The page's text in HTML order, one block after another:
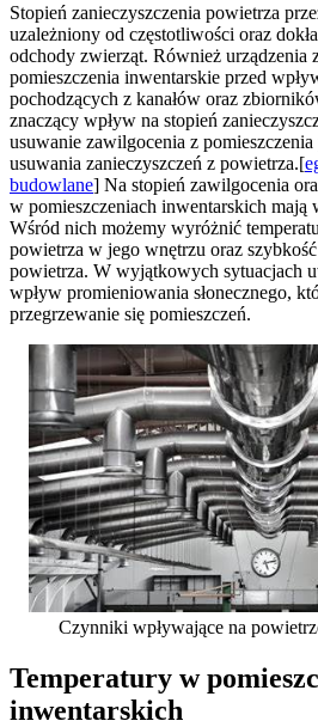
Stopień zanieczyszczenia powietrza
uzależniony od częstotliwości oraz
odchody zwierząt. Również urządzenia
pomieszczenia inwentarskie przed
pochodzących z kanałów oraz
znaczący wpływ na stopień
usuwanie zawilgocenia z
usuwania zanieczyszczeń z powietrza.[
budowlane] Na stopień zawilgocenia
w pomieszczeniach inwentarskich
Wśród nich możemy wyróżnić
powietrza w jego wnętrzu oraz
powietrza. W wyjątkowych sytuacjach
wpływ promieniowania słonecznego,
przegrzewanie się pomieszczeń.
Czynniki wpływające na
Temperatury w
inwentarskich